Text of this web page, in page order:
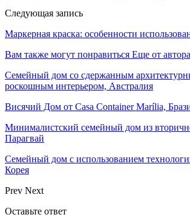
Следующая запись
Маркерная краска: особенности
Вам также могут понравиться Еще от автора
Семейный дом со сдержанным
роскошным интерьером, Австралия
Висячий Дом от Casa Container Marília,
Минималистский семейный дом из
Парагвай
Семейный дом с использованием
Корея
Prev Next
Оставьте ответ